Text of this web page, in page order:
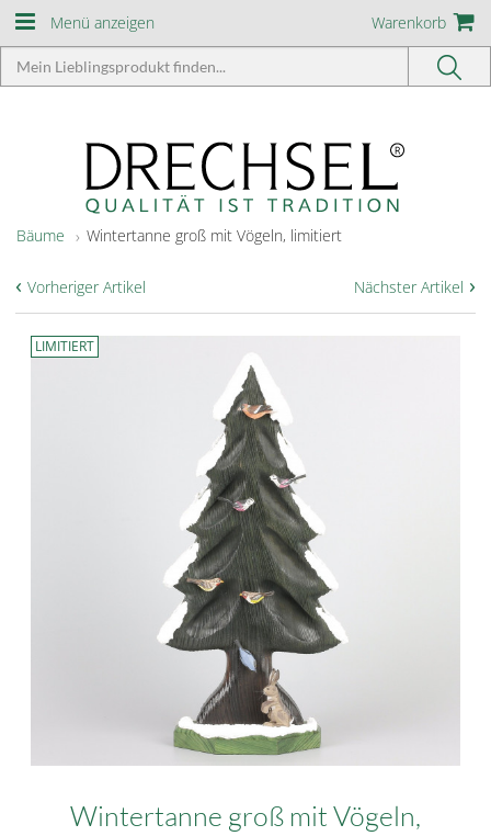
Menü anzeigen Warenkorb
Bäume Wintertanne groß mit Vögeln, limitiert
Nächster Artikel ›
‹ Vorheriger Artikel
LIMITIERT
Wintertanne groß mit Vögeln,